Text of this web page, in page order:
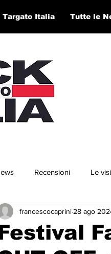
Targato Italia Tutte le
Recensioni Le
Video Artisti in concorso
francescocaprini 28 ago